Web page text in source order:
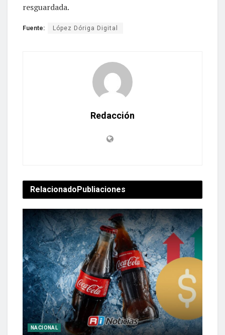
resguardada.
Fuente: López Dóriga Digital
Redacción
RelacionadoPubliaciones
NACIONAL